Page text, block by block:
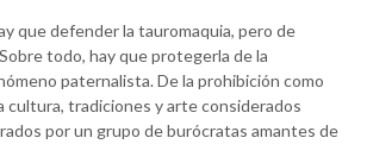
que defender la tauromaquia, pero de
todo, hay que protegerla de la
paternalista. De la prohibición como
cultura, tradiciones y arte considerados
por un grupo de burócratas amantes de